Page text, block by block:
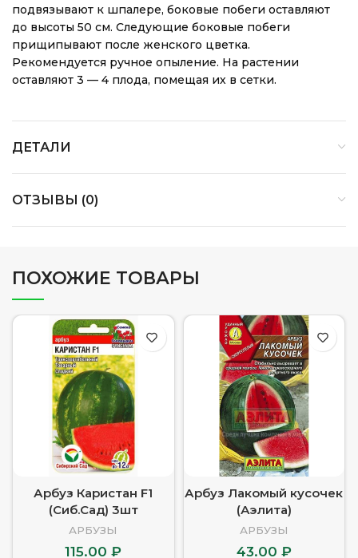
подвязывают к шпалере, боковые побеги оставляют
до высоты 50 см. Следующие боковые побеги
прищипывают после женского цветка.
Рекомендуется ручное опыление. На растении
оставляют 3 — 4 плода, помещая их в сетки.
ДЕТАЛИ
ОТЗЫВЫ (0)
ПОХОЖИЕ ТОВАРЫ
Арбуз Каристан F1
(Сиб.Сад) 3шт
АРБУЗЫ
115.00₽
Арбуз Лакомый кусочек
(Аэлита)
АРБУЗЫ
43.00 ₽